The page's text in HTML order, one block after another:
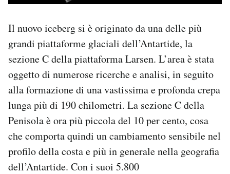
Il nuovo iceberg si è originato da una delle più
grandi piattaforme glaciali dell’Antartide, la
sezione C della piattaforma Larsen. L’area è stata
oggetto di numerose ricerche e analisi, in seguito
alla formazione di una vastissima e profonda crepa
lunga più di 190 chilometri. La sezione C della
Penisola è ora più piccola del 10 per cento, cosa
che comporta quindi un cambiamento sensibile nel
profilo della costa e più in generale nella geografia
dell’Antartide. Con i suoi 5.800